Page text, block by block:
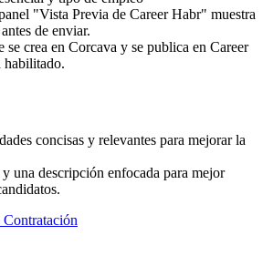
"Vista Previa de Career Habr" muestra
de enviar.
se crea en Corcava y se publica en Career
habilitado.
concisas y relevantes para mejorar la
una descripción enfocada para mejor